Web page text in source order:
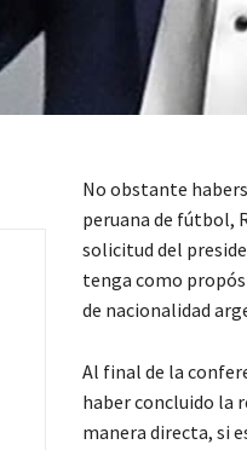
No obstante
peruana de fútbol,
solicitud del
tenga como
de nacionalidad
Al final de la
haber concluido la
manera directa, si